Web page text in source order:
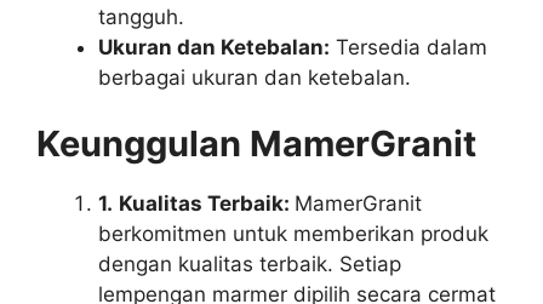
tangguh.
Ukuran dan Ketebalan: Tersedia dalam
berbagai ukuran dan ketebalan.
Keunggulan MamerGranit
1. Kualitas Terbaik: MamerGranit
berkomitmen untuk memberikan produk
dengan kualitas terbaik. Setiap
lempengan marmer dipilih secara cermat